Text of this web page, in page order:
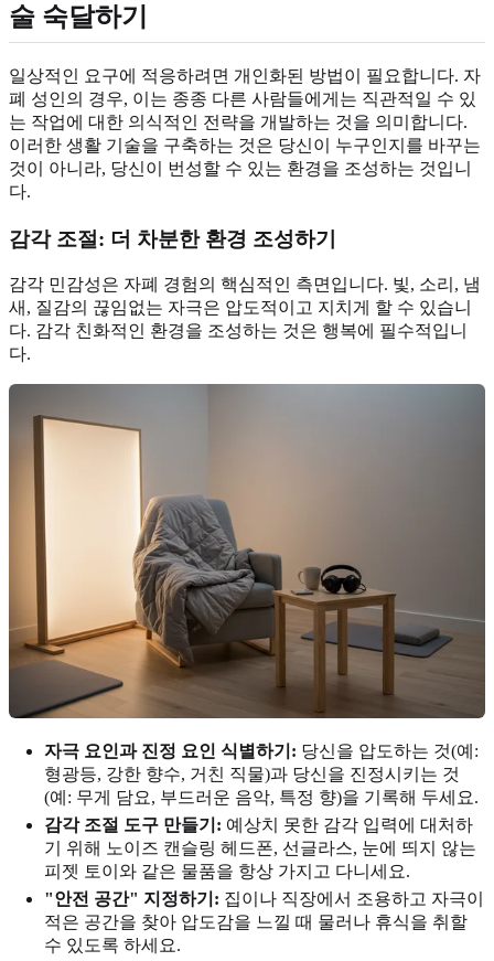
술 숙달하기
일상적인 요구에 적응하려면 개인화된 방법이 필요합니다. 자
폐 성인의 경우, 이는 종종 다른 사람들에게는 직관적일 수 있
는 작업에 대한 의식적인 전략을 개발하는 것을 의미합니다.
이러한 생활 기술을 구축하는 것은 당신이 누구인지를 바꾸는
것이 아니라, 당신이 번성할 수 있는 환경을 조성하는 것입니
다.
감각 조절: 더 차분한 환경 조성하기
감각 민감성은 자폐 경험의 핵심적인 측면입니다. 빛, 소리, 냄
새, 질감의 끊임없는 자극은 압도적이고 지치게 할 수 있습니
다. 감각 친화적인 환경을 조성하는 것은 행복에 필수적입니
다.
자극 요인과 진정 요인 식별하기: 당신을 압도하는 것(예:
형광등, 강한 향수, 거친 직물)과 당신을 진정시키는 것
(예: 무게 담요, 부드러운 음악, 특정 향)을 기록해 두세요.
감각 조절 도구 만들기: 예상치 못한 감각 입력에 대처하
기 위해 노이즈 캔슬링 헤드폰, 선글라스, 눈에 띄지 않는
피젯 토이와 같은 물품을 항상 가지고 다니세요.
"안전 공간" 지정하기: 집이나 직장에서 조용하고 자극이
적은 공간을 찾아 압도감을 느낄 때 물러나 휴식을 취할
수 있도록 하세요.